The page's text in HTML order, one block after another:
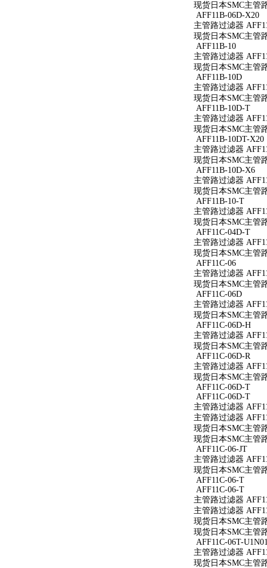
现货日本SMC主管
AFF11B-06D-X20
主管路过滤器
现货日本SMC主管
AFF11B-10
主管路过滤器
现货日本SMC主管
AFF11B-10D
主管路过滤器
现货日本SMC主管
AFF11B-10D-T
主管路过滤器
现货日本SMC主管
AFF11B-10DT-X20
主管路过滤器
现货日本SMC主管
AFF11B-10D-X6
主管路过滤器
现货日本SMC主管
AFF11B-10-T
主管路过滤器
现货日本SMC主管
AFF11C-04D-T
主管路过滤器
现货日本SMC主管
AFF11C-06
主管路过滤器
现货日本SMC主管
AFF11C-06D
主管路过滤器
现货日本SMC主管
AFF11C-06D-H
主管路过滤器
现货日本SMC主管
AFF11C-06D-R
主管路过滤器
现货日本SMC主管
AFF11C-06D-T
AFF11C-06D-T
主管路过滤器
主管路过滤器
现货日本SMC主管
现货日本SMC主管
AFF11C-06-JT
主管路过滤器
现货日本SMC主管
AFF11C-06-T
AFF11C-06-T
主管路过滤器
主管路过滤器
现货日本SMC主管
现货日本SMC主管
AFF11C-06T-
主管路过滤器
现货日本SMC主管